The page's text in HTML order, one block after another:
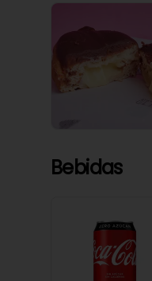
Bebidas